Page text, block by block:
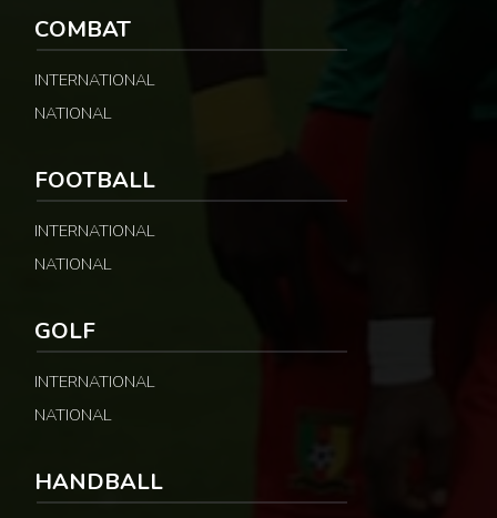
COMBAT
INTERNATIONAL
NATIONAL
FOOTBALL
INTERNATIONAL
NATIONAL
GOLF
INTERNATIONAL
NATIONAL
HANDBALL